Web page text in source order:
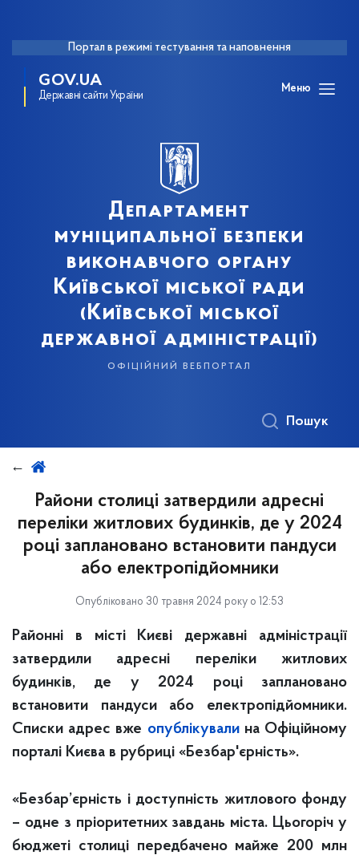
Портал в режимі тестування та наповнення
GOV.UA
Державні сайти України
Меню
Департамент
муніципальної безпеки
виконавчого органу
Київської міської ради
(Київської міської
державної адміністрації)
офіційний вебпортал
Пошук
Райони столиці затвердили адресні
переліки житлових будинків, де у 2024
році заплановано встановити пандуси
або електропідйомники
Опубліковано 30 травня 2024 року о 12:53
Районні в місті Києві державні адміністрації
затвердили адресні переліки житлових
будинків, де у 2024 році заплановано
встановити пандуси або електропідйомники.
Списки адрес вже опублікувалина Офіційному
порталі Києва в рубриці «Безбар'єрність».
«Безбар’єрність і доступність житлового фонду
– одне з пріоритетних завдань міста. Цьогоріч у
бюджеті столиці передбачено майже 200 млн